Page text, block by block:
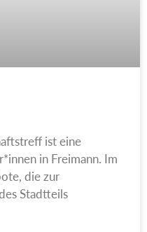
ist eine
in Freimann. Im
die zur
Stadtteils